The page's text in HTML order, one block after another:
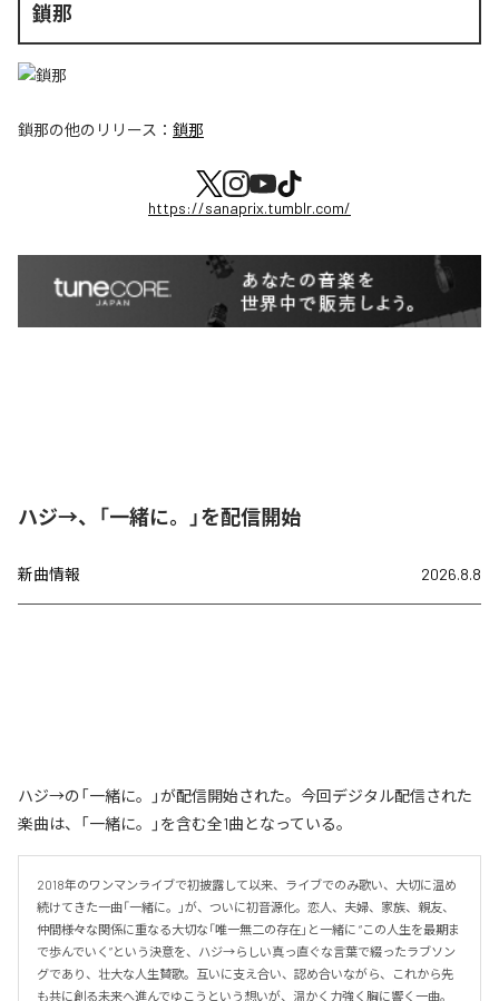
鎖那
鎖那の他のリリース： 鎖那
https://sanaprix.tumblr.com/
ハジ→、「一緒に。」を配信開始
新曲情報 2026.8.8
ハジ→の「一緒に。」が配信開始された。今回デジタル配信された
楽曲は、「一緒に。」を含む全1曲となっている。
2018年のワンマンライブで初披露して以来、ライブでのみ歌い、大切に温め
続けてきた一曲「一緒に。」が、ついに初音源化。恋人、夫婦、家族、親友、
仲間――様々な関係に重なる大切な「唯一無二の存在」と一緒に “この人生を最期ま
で歩んでいく”という決意を、ハジ→らしい真っ直ぐな言葉で綴ったラブソン
グであり、壮大な人生賛歌。互いに支え合い、認め合いながら、これから先
も共に創る未来へ進んでゆこうという想いが、温かく力強く胸に響く一曲。